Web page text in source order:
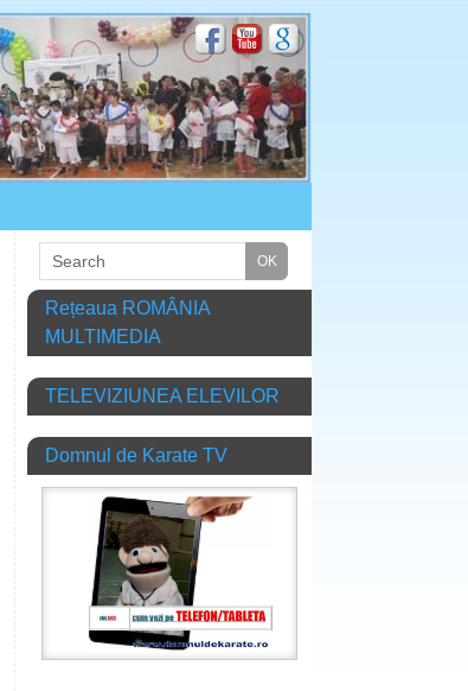
Rețeaua ROMÂNIA
MULTIMEDIA
TELEVIZIUNEA ELEVILOR
Domnul de Karate TV